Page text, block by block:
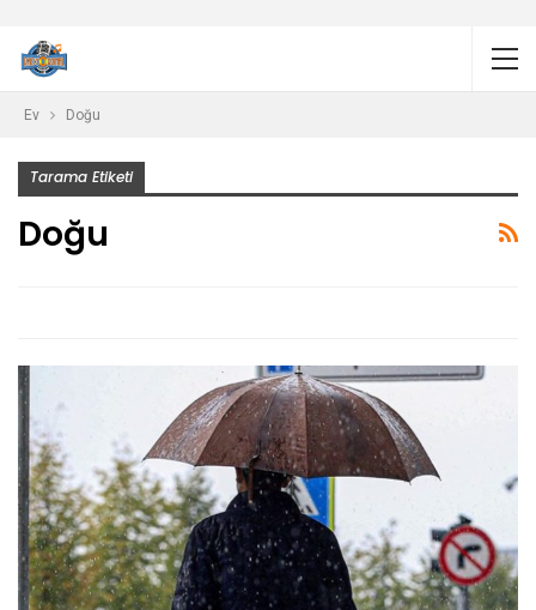
Ev Doğu
Tarama Etiketi
Doğu